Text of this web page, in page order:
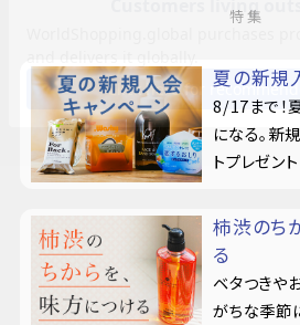
特集
夏の新規
8/17まで！
になる。新
トプレゼント
柿渋のち
る
ベタつきや
がちな季節